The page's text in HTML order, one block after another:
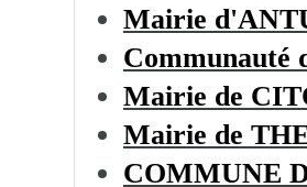
Mairie
Communauté
Mairie de
Mairie de
COMMUNE